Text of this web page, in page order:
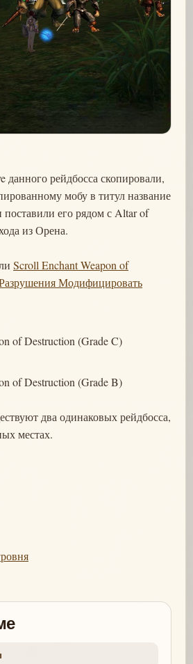
рейдбосса скопировали,
мобу в титул название
его рядом с Altar of
из Орена.
Scroll Enchant Weapon of
Модифицировать
of Destruction (Grade C)
of Destruction (Grade B)
два одинаковых рейдбосса,
местах.